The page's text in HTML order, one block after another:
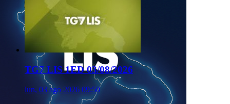
TG7 LIS 1ED 03/08/2026
lun, 03 ago 2026 09:50